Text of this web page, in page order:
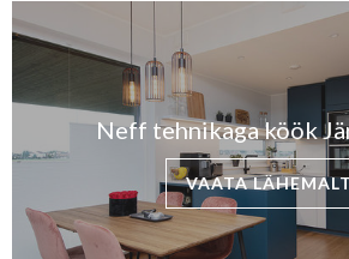
Neff tehnikaga köök
VAATA